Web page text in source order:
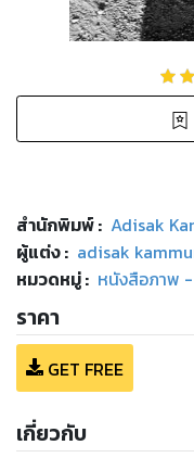
สำนักพิมพ์: Adisak
ผู้แต่ง : adisak
หมวดหมู่: หนังสือภาพ
ราคา
GET FREE
เกี่ยวกับ